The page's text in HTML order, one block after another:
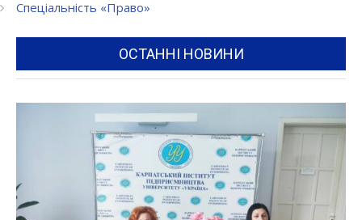
Спеціальність «Право»
ОСТАННІ НОВИНИ